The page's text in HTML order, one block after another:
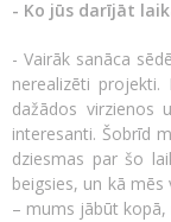
- Ko jūs darījāt
- Vairāk sanāca
nerealizēti
dažādos virzienos
interesanti. Šobrīd
dziesmas par šo
beigsies, un kā
– mums jābūt